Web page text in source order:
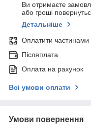
Ви отримаєте
або гроші
Детальніше
Оплатити частинами
Післяплата
Оплата на рахунок
Всі умови оплати
Умови повернення